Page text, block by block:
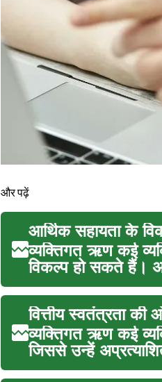
और पढ़ें
आर्थिक सहायता के
व्यक्तिगत ऋण कई
विकल्प हो सकते हैं।
वित्तीय स्वतंत्रता
व्यक्तिगत ऋण कई
जिससे उन्हें